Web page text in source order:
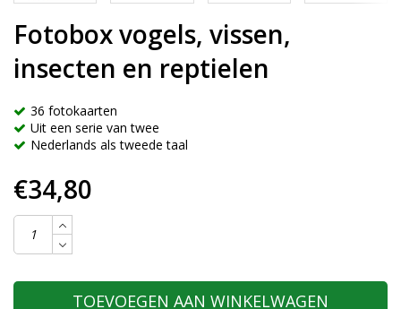
Fotobox vogels, vissen,
insecten en reptielen
36 fotokaarten
Uit een serie van twee
Nederlands als tweede taal
€34,80
TOEVOEGEN AAN WINKELWAGEN